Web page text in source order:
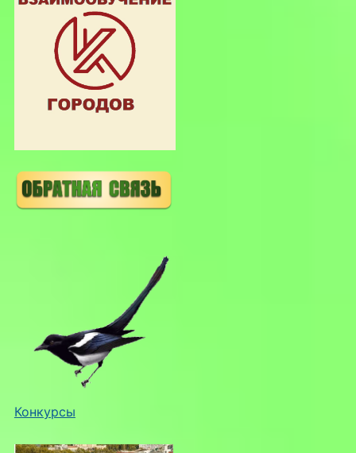
Конкурсы